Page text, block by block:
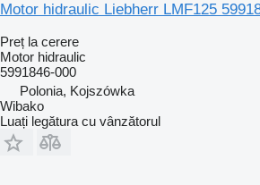
Motor hidraulic Liebherr LMF125
Preț la cerere
Motor hidraulic
5991846-000
Polonia, Kojszówka
Wibako
Luați legătura cu vânzătorul